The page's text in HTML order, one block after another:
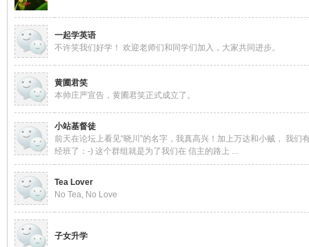
涯
小
一起学英语
不许笑我们好学！ 欢迎老师们和同学们加入，大家共同进步。
黄圃君笑
本帅庄严宣告，黄圃君笑正式成立了。
小站基督徒
前天在论坛上看见“晓川”的名字，我真高兴！加上万达和小贼， 我们
经班了：-) 这个群组就是为了我们在 信主的路上 ...
Tea Lover
No Tea, No Love
子女升学